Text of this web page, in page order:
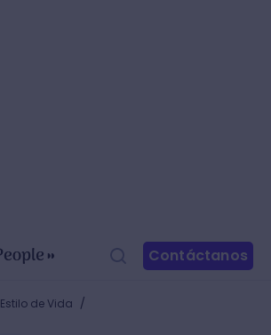
Contáctanos
Estilo de Vida /